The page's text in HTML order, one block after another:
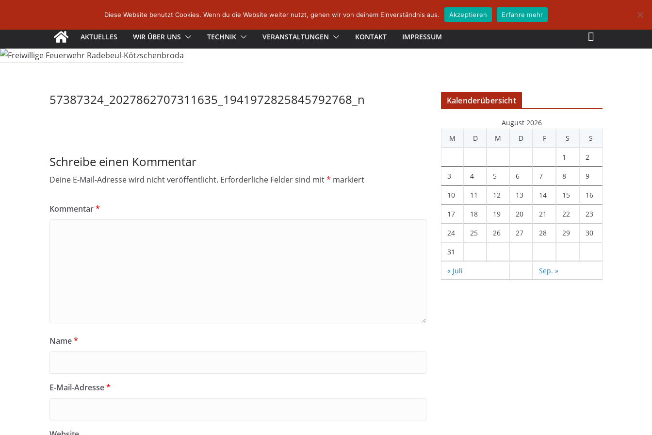
AKTUELLES WIR ÜBER UNS TECHNIK VERANSTALTUNGEN KONTAKT IMPRESSUM
57387324_2027862707311635_1941972825845792768_n
Schreibe einen Kommentar
Deine E-Mail-Adresse wird nicht veröffentlicht. Erforderliche Felder sind mit* markiert
Kommentar*
Name*
E-Mail-Adresse*
Kalenderübersicht
August 2026
M
D M D F S S
1 2
3 4 5 6 7 8 9
10 11 12 13 14 15 16
17 18 19 20 21 22 23
24 25 26 27 28 29 30
31
« Juli Sep. »
Diese Website benutzt Cookies. Wenn du die Website weiter nutzt, gehen wir von deinem Einverständnis aus. Akzeptieren Erfahre mehr